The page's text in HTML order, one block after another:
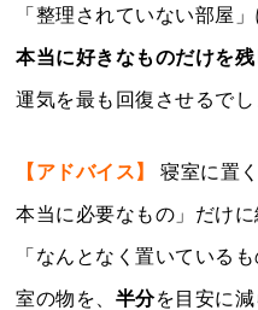
「整理されていない部屋
本当に好きなものだけを残
運気を最も回復させるでし
【アドバイス】 寝室に置
本当に必要なもの」だけ
「なんとなく置いている
室の物を、 半分を目安に